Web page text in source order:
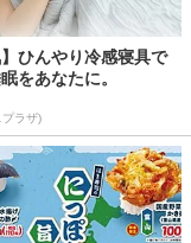
】ひんやり冷感寝具で
をあなたに。
プラザ)